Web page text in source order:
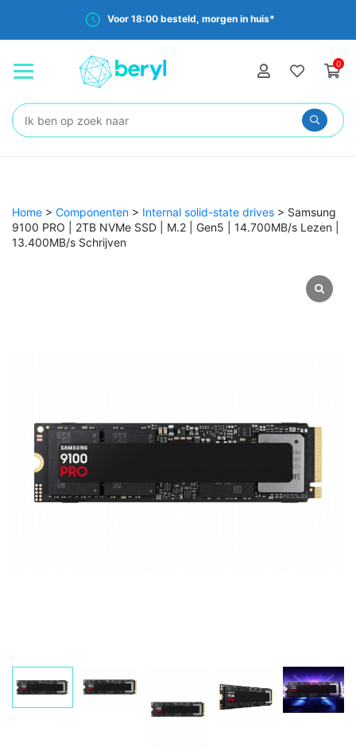
Voor 18:00 besteld, morgen in huis*
0
Zoeken:
Home > Componenten > Internal solid-state drives > Samsung
9100 PRO | 2TB NVMe SSD | M.2 | Gen5 | 14.700MB/s Lezen |
13.400MB/s Schrijven